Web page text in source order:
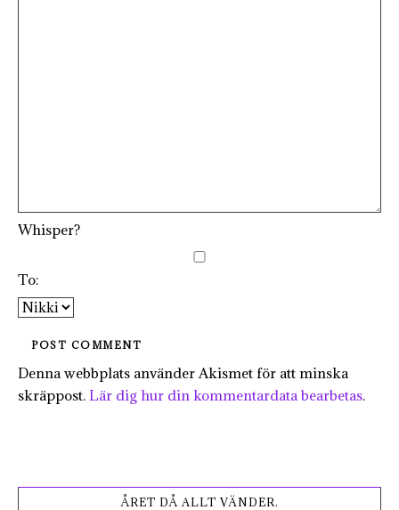
Whisper?
To:
Denna webbplats använder Akismet för att minska
skräppost. Lär dig hur din kommentardata bearbetas.
ÅRET DÅ ALLT VÄNDER.